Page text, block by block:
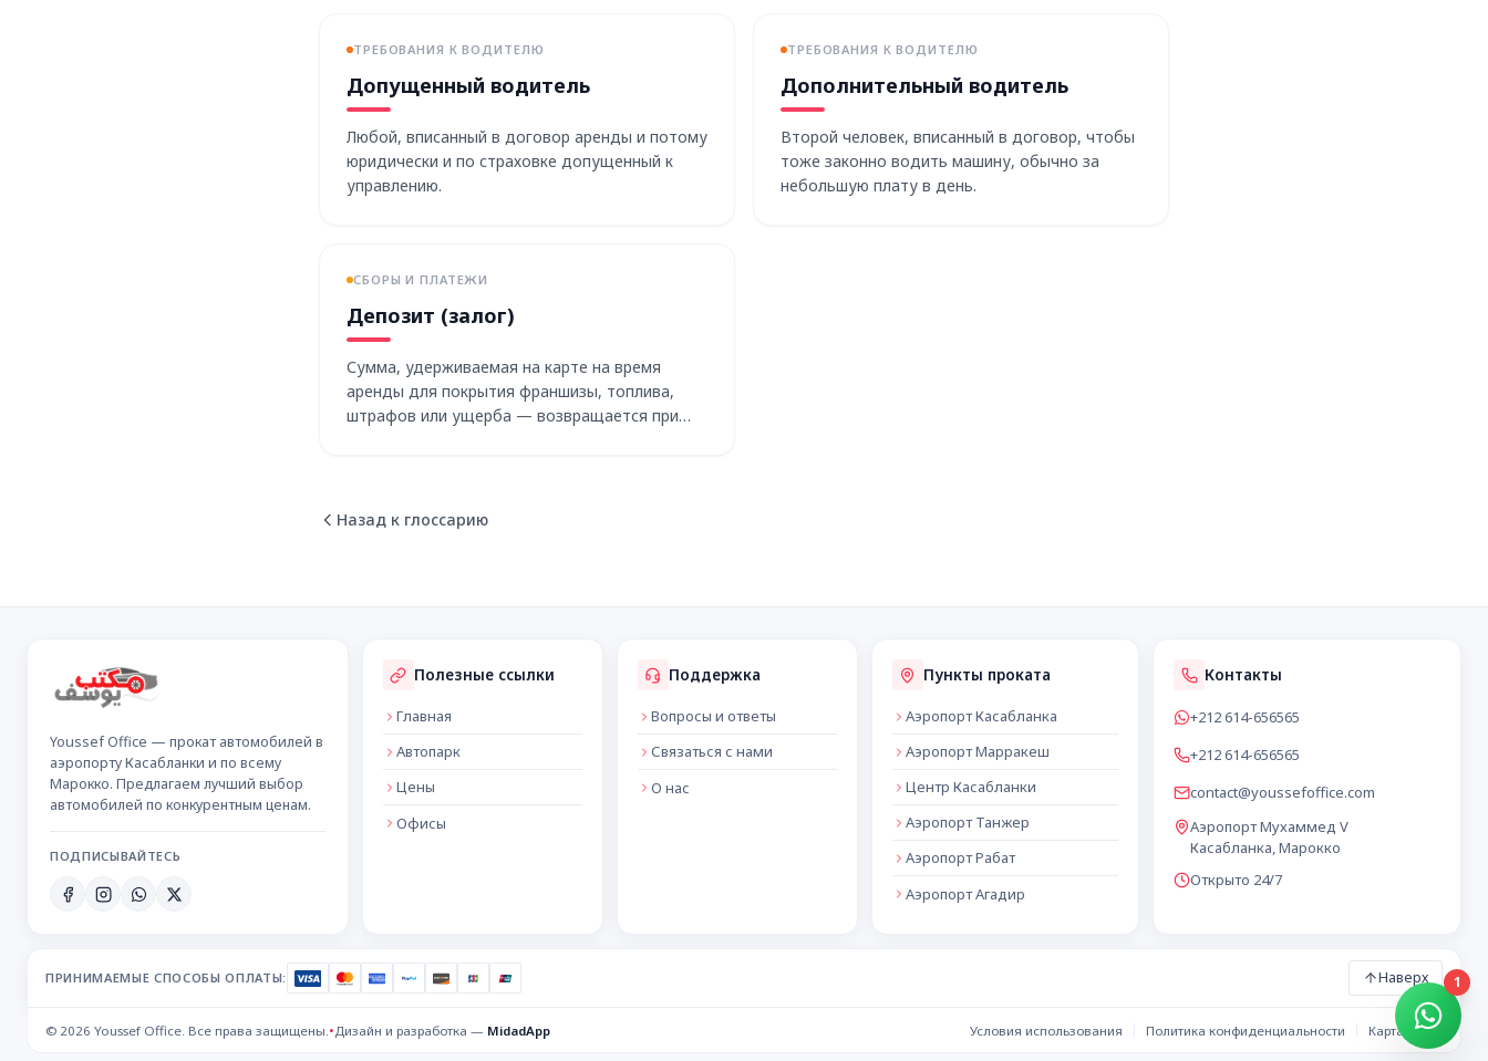
ТРЕБОВАНИЯ К ВОДИТЕЛЮ
Допущенный водитель
Любой, вписанный в договор аренды и потому
юридически и по страховке допущенный к
управлению.
ТРЕБОВАНИЯ К ВОДИТЕЛЮ
Дополнительный водитель
Второй человек, вписанный в договор, чтобы
тоже законно водить машину, обычно за
небольшую плату в день.
СБОРЫ И ПЛАТЕЖИ
Депозит (залог)
Сумма, удерживаемая на карте на время
аренды для покрытия франшизы, топлива,
штрафов или ущерба — возвращается при
Назад к глоссарию
Youssef Office — прокат автомобилей в
аэропорту Касабланки и по всему
Марокко. Предлагаем лучший выбор
автомобилей по конкурентным ценам.
ПОДПИСЫВАЙТЕСЬ
Полезные ссылки
Главная
Автопарк
Цены
Офисы
Поддержка
Вопросы и ответы
Связаться с нами
О нас
Пункты проката
Аэропорт Касабланка
Аэропорт Марракеш
Центр Касабланки
Аэропорт Танжер
Аэропорт Рабат
Аэропорт Агадир
Контакты
+212 614-656565
+212 614-656565
contact@youssefoffice.com
Аэропорт Мухаммед V
Касабланка, Марокко
Открыто 24/7
ПРИНИМАЕМЫЕ СПОСОБЫ ОПЛАТЫ: Наверх
© 2026 Youssef Office. Все права защищены. • Дизайн и разработка — MidadApp Условия использования Политика конфиденциальности Карта сайта
1